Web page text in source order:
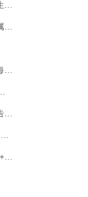
推荐返现计划：神农架林区政府公文系统每成功推荐1家企业获万元奖励
告别拍脑袋！吉利区政府公文系统大数据告诉你99%老板都犯的决策错误
平房区政务OA核武器：红头文件自动套章+依申请公开智能过滤